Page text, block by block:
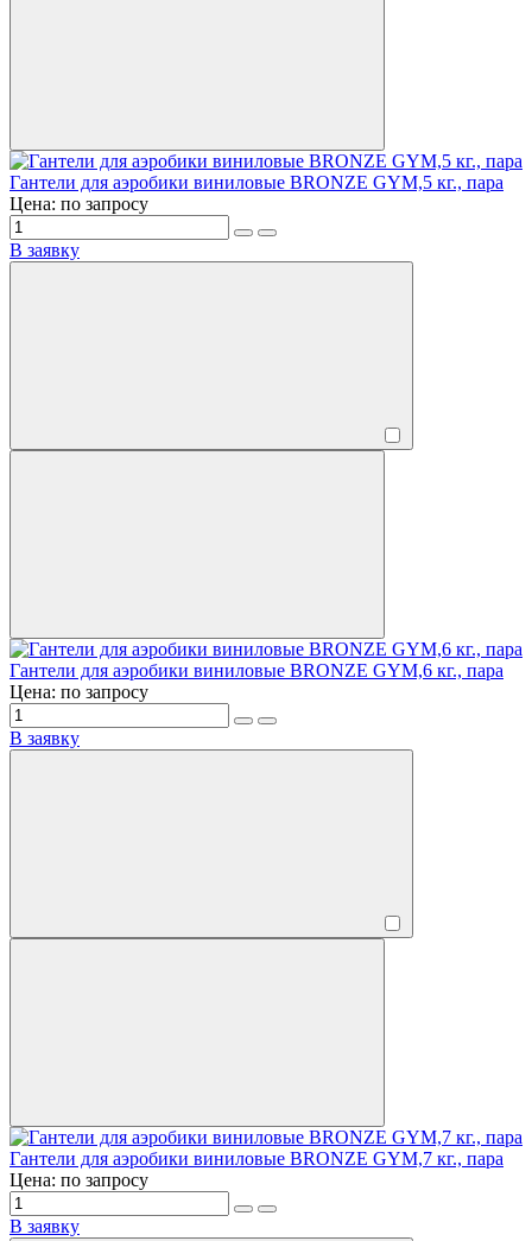
Гантели для аэробики виниловые BRONZE GYM,5 кг., пара
Цена: по запросу
В заявку
Гантели для аэробики виниловые BRONZE GYM,6 кг., пара
Цена: по запросу
В заявку
Гантели для аэробики виниловые BRONZE GYM,7 кг., пара
Цена: по запросу
В заявку